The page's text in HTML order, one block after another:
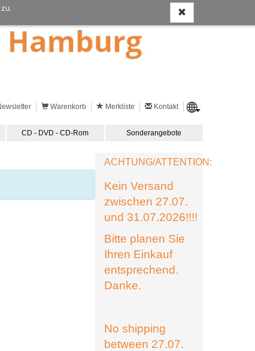
Warenkorb Merkliste Kontakt
CD - DVD - CD-Rom Sonderangebote
ACHTUNG/ATTENTION:
Kein Versand
zwischen 27.07.
und 31.07.2026!!!!
Bitte planen Sie
Ihren Einkauf
entsprechend.
Danke.
No shipping
between 27.07.